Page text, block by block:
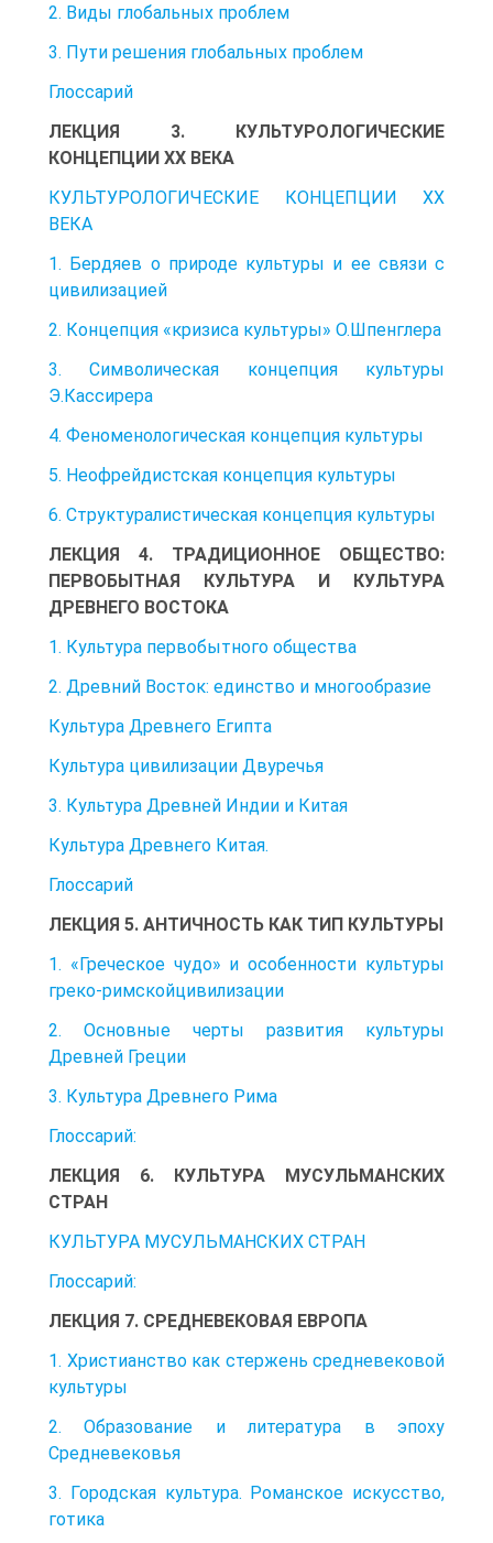
2. Виды глобальных проблем
3. Пути решения глобальных проблем
Глоссарий
ЛЕКЦИЯ 3. КУЛЬТУРОЛОГИЧЕСКИЕ
КОНЦЕПЦИИ XX ВЕКА
КУЛЬТУРОЛОГИЧЕСКИЕ КОНЦЕПЦИИ XX
ВЕКА
1. Бердяев о природе культуры и ее связи с
цивилизацией
2. Концепция «кризиса культуры» О.Шпенглера
3. Символическая концепция культуры
Э.Кассирера
4. Феноменологическая концепция культуры
5. Неофрейдистская концепция культуры
6. Структуралистическая концепция культуры
ЛЕКЦИЯ 4. ТРАДИЦИОННОЕ ОБЩЕСТВО:
ПЕРВОБЫТНАЯ КУЛЬТУРА И КУЛЬТУРА
ДРЕВНЕГО ВОСТОКА
1. Культура первобытного общества
2. Древний Восток: единство и многообразие
Культура Древнего Египта
Культура цивилизации Двуречья
3. Культура Древней Индии и Китая
Культура Древнего Китая.
Глоссарий
ЛЕКЦИЯ 5. АНТИЧНОСТЬ КАК ТИП КУЛЬТУРЫ
1. «Греческое чудо» и особенности культуры
греко-римскойцивилизации
2. Основные черты развития культуры
Древней Греции
3. Культура Древнего Рима
Глоссарий:
ЛЕКЦИЯ 6. КУЛЬТУРА МУСУЛЬМАНСКИХ
СТРАН
КУЛЬТУРА МУСУЛЬМАНСКИХ СТРАН
Глоссарий:
ЛЕКЦИЯ 7. СРЕДНЕВЕКОВАЯ ЕВРОПА
1. Христианство как стержень средневековой
культуры
2. Образование и литература в эпоху
Средневековья
3. Городская культура. Романское искусство,
готика